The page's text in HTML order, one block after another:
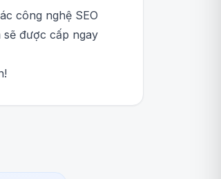
công nghệ SEO
được cấp ngay